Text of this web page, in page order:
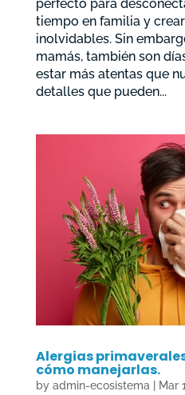
perfecto para
tiempo en familia y
inolvidables. Sin
mamás, también son
estar más atentas que
detalles que pueden...
Alergias
cómo manejarlas.
by admin-ecosistema | Mar